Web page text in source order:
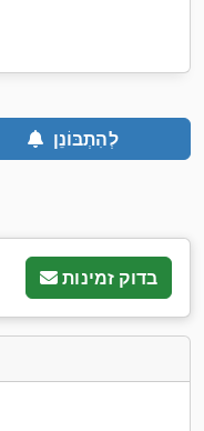
לְהִתְבּוֹנֵן
בדוק זמינות